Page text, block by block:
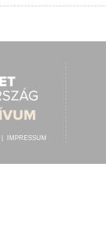
IMPRESSUM